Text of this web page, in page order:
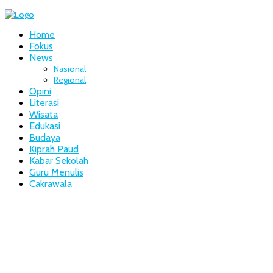
Home
Fokus
News
Nasional
Regional
Opini
Literasi
Wisata
Edukasi
Budaya
Kiprah Paud
Kabar Sekolah
Guru Menulis
Cakrawala